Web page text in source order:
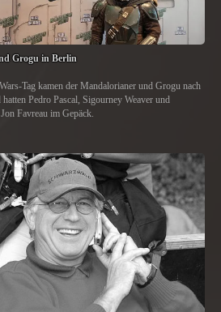
Grogu in Berlin
Tag kamen der Mandalorianer und Grogu nach
Pedro Pascal, Sigourney Weaver und
Favreau im Gepäck.